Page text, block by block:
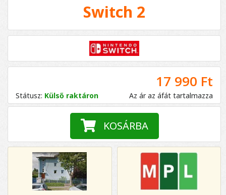
Switch 2
Státusz: Külső raktáron
17 990 Ft
Az ár az áfát tartalmazza
KOSÁRBA